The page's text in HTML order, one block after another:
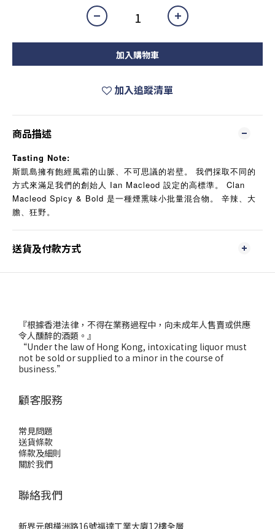
加入購物車
加入追蹤清單
商品描述
Tasting Note:
斯凱島擁有飽經風霜的山脈、不可思議的岩壁。 我們採取不同的
方式來滿足我們的創始人 Ian Macleod 設定的高標準。 Clan
Macleod Spicy & Bold 是一種煙熏味小批量混合物。 辛辣、大
膽、狂野。
送貨及付款方式
『根據香港法律，不得在業務過程中，向未成年人售賣或供應
令人醺醉的酒類。』
“Under the law of Hong Kong, intoxicating liquor must
not be sold or supplied to a minor in the course of
business.”
顧客服務
常見問題
送貨條款
條款及細則
關於我們
聯絡我們
新界元朗橫洲路16號福達工業大廈12樓全層